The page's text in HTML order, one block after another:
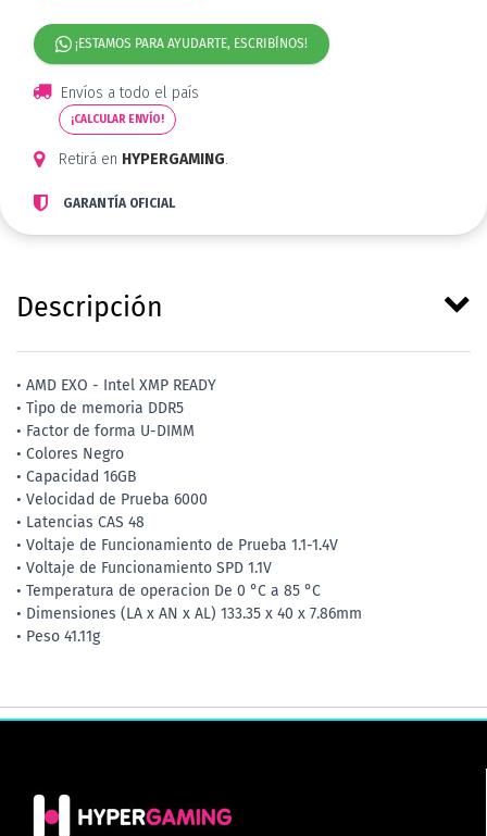
¡ESTAMOS PARA AYUDARTE, ESCRIBÍNOS!
Envíos a todo el país
¡CALCULAR ENVÍO!
Retirá en HYPERGAMING.
GARANTÍA OFICIAL
Descripción
• AMD EXO - Intel XMP READY
• Tipo de memoria DDR5
• Factor de forma U-DIMM
• Colores Negro
• Capacidad 16GB
• Velocidad de Prueba 6000
• Latencias CAS 48
• Voltaje de Funcionamiento de Prueba 1.1-1.4V
• Voltaje de Funcionamiento SPD 1.1V
• Temperatura de operacion De 0 °C a 85 °C
• Dimensiones (LA x AN x AL) 133.35 x 40 x 7.86mm
• Peso 41.11g